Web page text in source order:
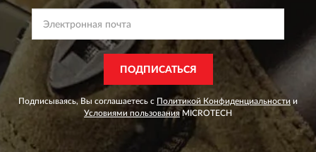
ПОДПИСАТЬСЯ
Подписываясь, Вы соглашаетесь с Политикой Конфиденциальности и
Условиями пользованияMICROTECH